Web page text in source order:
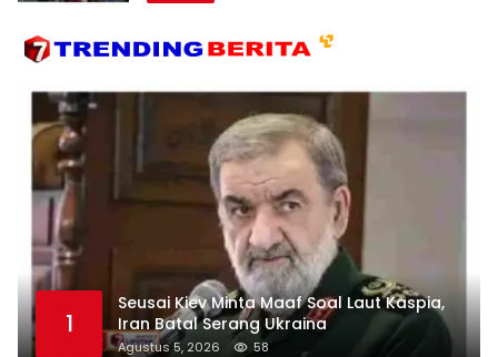
1
Seusai Kiev Minta Maaf Soal Laut Kaspia,
Iran Batal Serang Ukraina
Agustus 5, 2026 58